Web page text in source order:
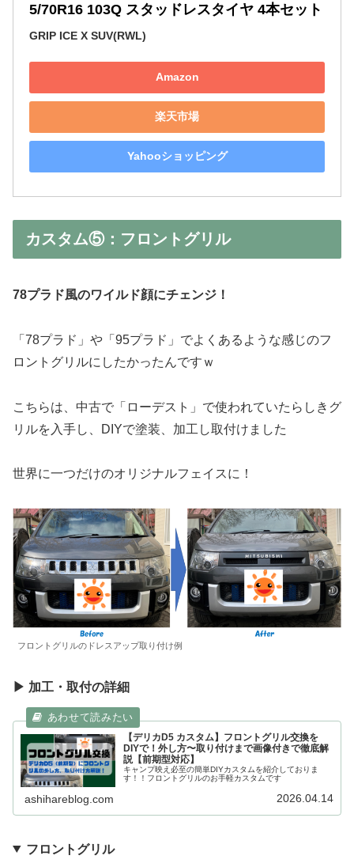
5/70R16 103Q スタッドレスタイヤ 4本セット
GRIP ICE X SUV(RWL)
Amazon
楽天市場
Yahooショッピング
カスタム⑤：フロントグリル
78プラド風のワイルド顔にチェンジ！
「78プラド」や「95プラド」でよくあるような感じのフ
ロントグリルにしたかったんですｗ
こちらは、中古で「ローデスト」で使われていたらしきグ
リルを入手し、DIYで塗装、加工し取付けました
世界に一つだけのオリジナルフェイスに！
フロントグリルのドレスアップ取り付け例
▶ 加工・取付の詳細
【デリカD5 カスタム】フロントグリル交換を
DIYで！外し方〜取り付けまで画像付きで徹底解
説【前期型対応】
キャンプ映え必至の簡単DIYカスタムを紹介しておりま
す！！フロントグリルのお手軽カスタムです
ashihareblog.com 2026.04.14
フロントグリル